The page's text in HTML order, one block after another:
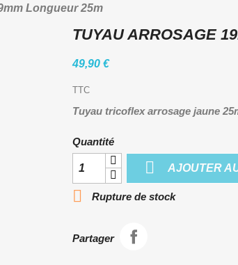
Longueur 25m
TUYAU ARROSAGE
49,90 €
TTC
Tuyau tricoflex arrosage jaune
Quantité
 AJOUTER

Rupture de stock
Partager